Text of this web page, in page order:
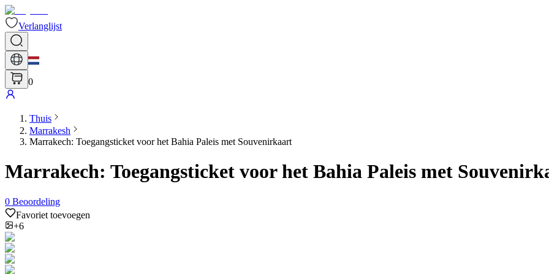
Verlanglijst
0
Thuis
Marrakesh
Marrakech: Toegangsticket voor het Bahia Paleis met Souvenirkaart
Marrakech: Toegangsticket voor het Bahia Paleis met
0 Beoordeling
Favoriet toevoegen
+6